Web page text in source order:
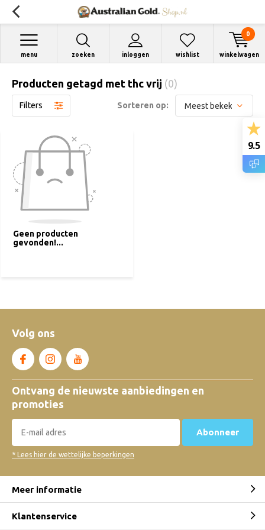
zoeken inloggen
menu wishlist winkelwagen
0
Producten getagd met thc vrij (0)
Filters Sorteren op:
Geen producten
gevonden!...
Volg ons
Ontvang de nieuwste aanbiedingen en
promoties
Abonneer
* Lees hier de wettelijke beperkingen
Meer informatie
Klantenservice
9.5